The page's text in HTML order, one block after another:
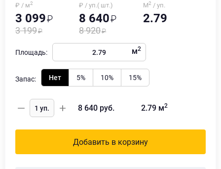
₽ / м2
3 099
3 199
₽ / уп.( шт.)
8 640
8 920
М2 / уп.
2.79
Площадь: м2
Запас: Нет 5% 10% 15%
8 640 руб. 2.79м2
Добавить в корзину